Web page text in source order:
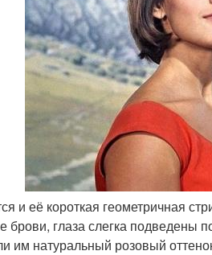
и её короткая геометричная
брови, глаза слегка подведены
им натуральный розовый